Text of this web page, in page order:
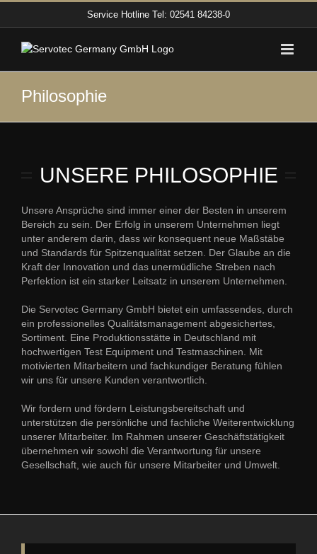
Service Hotline Tel: 02541 84238-0
Philosophie
UNSERE PHILOSOPHIE
Unsere Ansprüche sind immer einer der Besten in unserem
Bereich zu sein. Der Erfolg in unserem Unternehmen liegt
unter anderem darin, dass wir konsequent neue Maßstäbe
und Standards für Spitzenqualität setzen. Der Glaube an die
Kraft der Innovation und das unermüdliche Streben nach
Perfektion ist ein starker Leitsatz in unserem Unternehmen.
Die Servotec Germany GmbH bietet ein umfassendes, durch
ein professionelles Qualitätsmanagement abgesichertes,
Sortiment. Eine Produktionsstätte in Deutschland mit
hochwertigen Test Equipment und Testmaschinen. Mit
motivierten Mitarbeitern und fachkundiger Beratung fühlen
wir uns für unsere Kunden verantwortlich.
Wir fordern und fördern Leistungsbereitschaft und
unterstützen die persönliche und fachliche Weiterentwicklung
unserer Mitarbeiter. Im Rahmen unserer Geschäftstätigkeit
übernehmen wir sowohl die Verantwortung für unsere
Gesellschaft, wie auch für unsere Mitarbeiter und Umwelt.